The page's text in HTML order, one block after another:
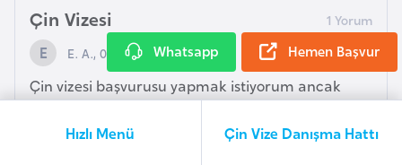
Çin Vizesi
E. A., 08 Nis 2020, 16:38
Çin vizesi başvurusu yapmak istiyorum ancak
telefonları açmıyor. Turistik evraklarımı kontrol
Hızlı Menü Çin Vize Danışma Hattı
a
n
M
Hemen Başvur
Whatsapp